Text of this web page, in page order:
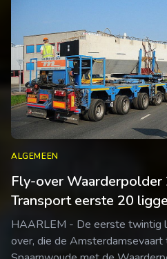
ALGEMEEN
Fly-over Waarderpolder
Transport eerste 20
HAARLEM - De eerste twintig
over, die de